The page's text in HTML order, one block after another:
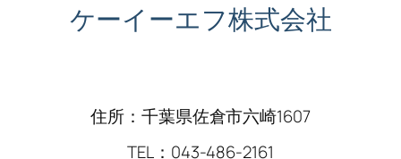
ケーイーエフ株式会社
住所：千葉県佐倉市六崎1607
TEL：043-486-2161